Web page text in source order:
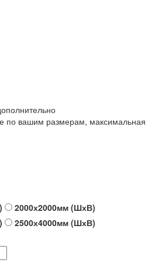
по вашим размерам, максимальная
2000х2000мм (ШхВ)
2500х4000мм (ШхВ)